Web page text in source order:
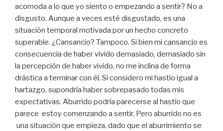
acomoda a lo que yo siento o empezando a sentir? No a
disgusto. Aunque a veces esté disgustado, es una
situación temporal motivada por un hecho concreto
superable. ¿Cansancio? Tampoco. Si bien mi cansancio es
consecuencia de haber vivido demasiado, demasiado sin
la percepción de haber vivido, no me inclina de forma
drástica a terminar con él. Si considero mi hastío igual a
hartazgo, supondría haber sobrepasado todas mis
expectativas. Aburrido podría parecerse al hastío que
parece estoy comenzando a sentir. Pero aburrido no es
una situación que empieza, dado que el aburrimiento se